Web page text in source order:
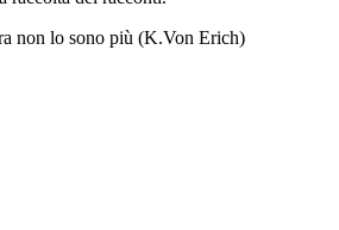
non lo sono più (K.Von Erich)